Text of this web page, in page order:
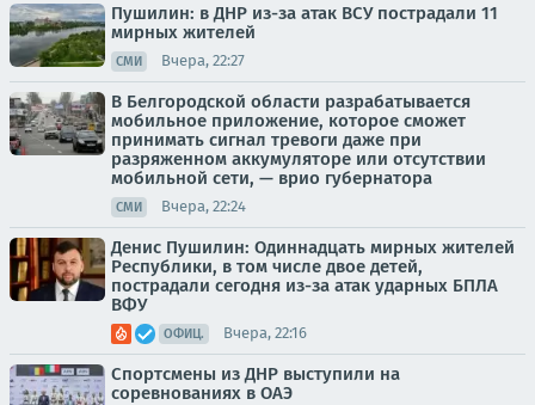
Пушилин: в ДНР из-за атак ВСУ пострадали 11
мирных жителей
СМИ Вчера, 22:27
В Белгородской области разрабатывается
мобильное приложение, которое сможет
принимать сигнал тревоги даже при
разряженном аккумуляторе или отсутствии
мобильной сети, — врио губернатора
СМИ Вчера, 22:24
Денис Пушилин: Одиннадцать мирных жителей
Республики, в том числе двое детей,
пострадали сегодня из-за атак ударных БПЛА
ВФУ
ОФИЦ. Вчера, 22:16
Спортсмены из ДНР выступили на
соревнованиях в ОАЭ